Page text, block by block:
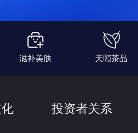
滋补美肤 天颐茶品
投资者关系